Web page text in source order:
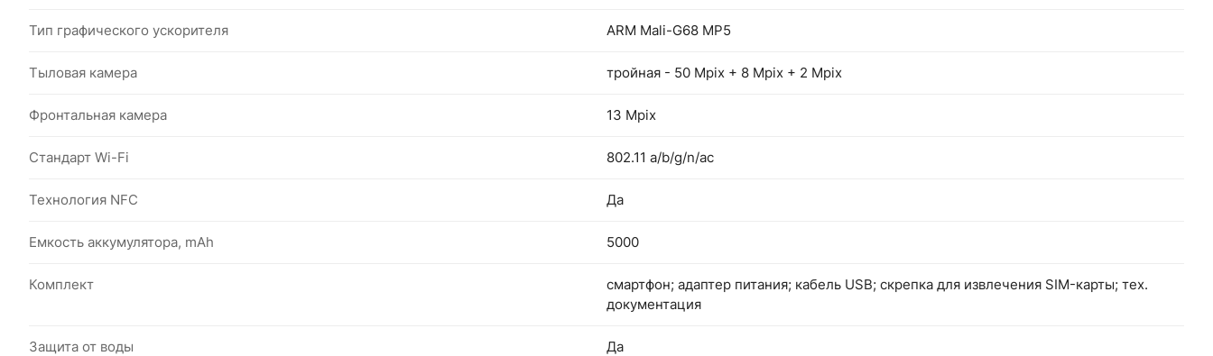
Тип графического ускорителя ARM Mali-G68 MP5
Тыловая камера тройная - 50 Mpix + 8 Mpix + 2 Mpix
Фронтальная камера 13 Mpix
Стандарт Wi-Fi 802.11 a/b/g/n/ac
Технология NFC Да
Емкость аккумулятора, mAh 5000
Комплект
смартфон; адаптер питания; кабель USB; скрепка для извлечения SIM-карты; тех.
документация
Защита от воды Да